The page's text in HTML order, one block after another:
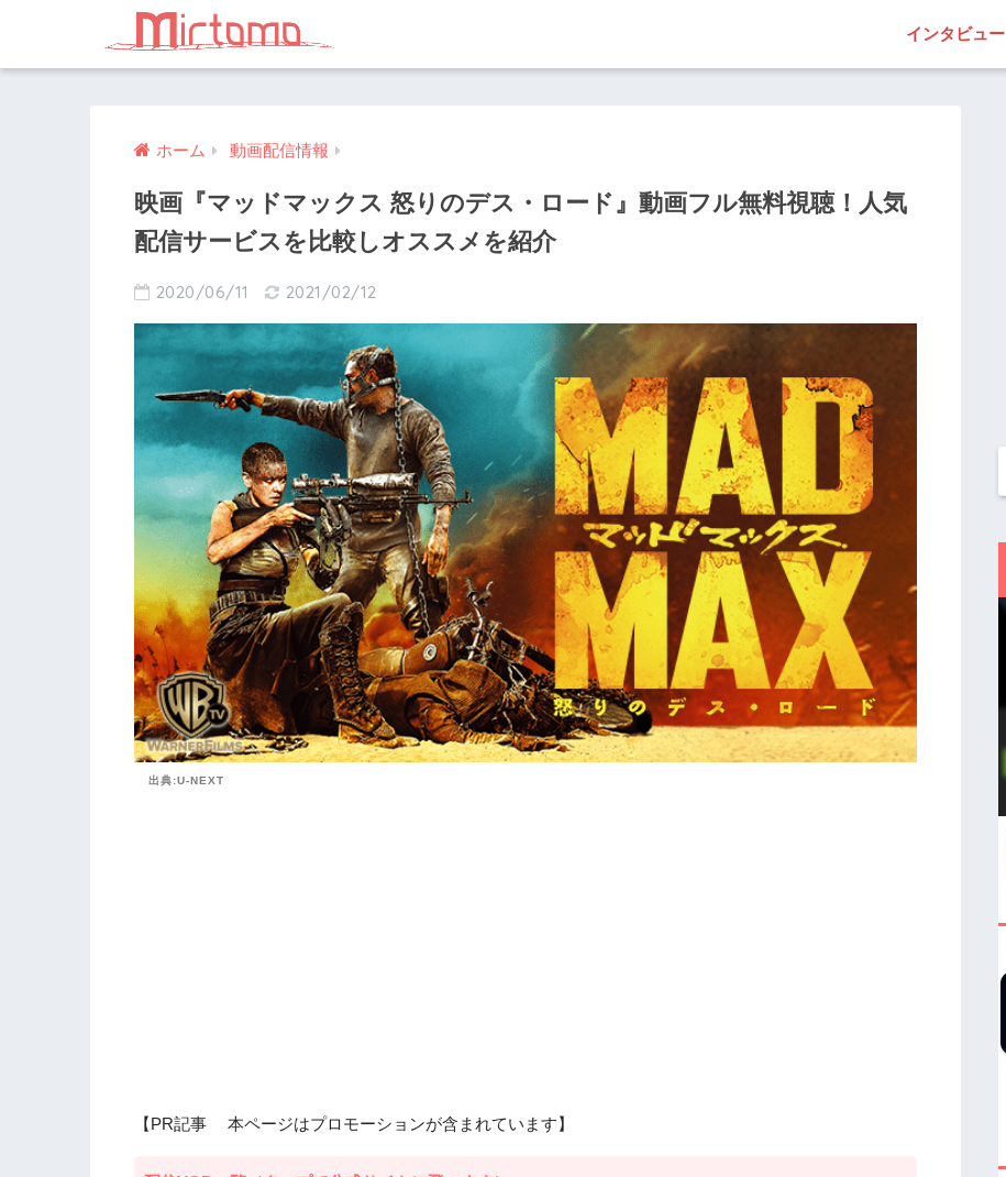
インタビュー
ホーム 動画配信情報
映画『マッドマックス 怒りのデス・ロード』動画フル無料視聴！人気
配信サービスを比較しオススメを紹介
2020/06/11 2021/02/12
出典:U-NEXT
【PR記事 本ページはプロモーションが含まれています】